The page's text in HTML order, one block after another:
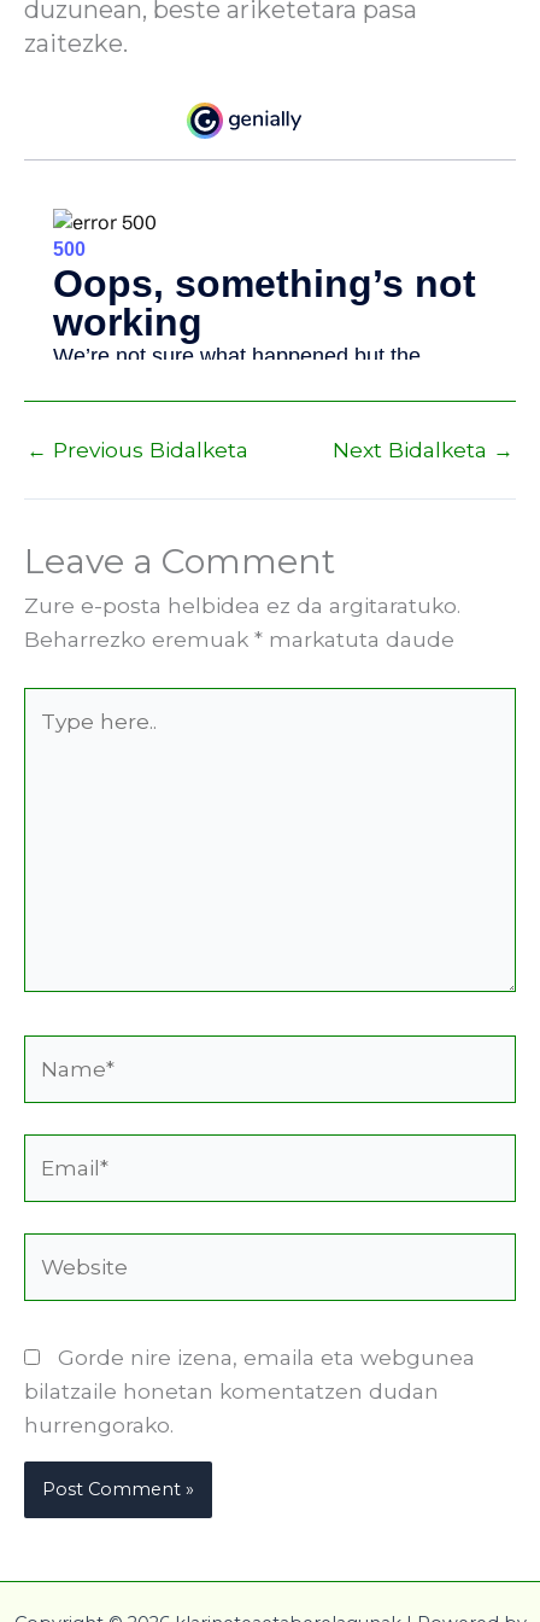
duzunean, beste ariketetara pasa
zaitezke.
← Previous Bidalketa Next Bidalketa →
Leave a Comment
Zure e-posta helbidea ez da argitaratuko.
Beharrezko eremuak * markatuta daude
here..
Gorde nire izena, emaila eta webgunea
bilatzaile honetan komentatzen dudan
hurrengorako.